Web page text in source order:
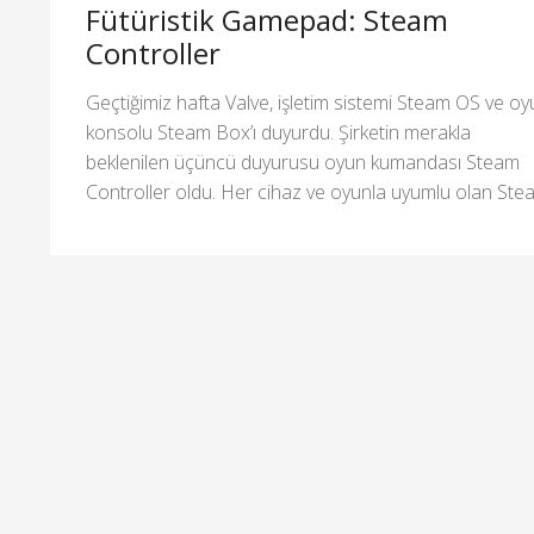
Fütüristik Gamepad: Steam
Controller
Geçtiğimiz hafta Valve, işletim sistemi Steam OS ve
konsolu Steam Box’ı duyurdu. Şirketin merakla
beklenilen üçüncü duyurusu oyun kumandası Steam
Controller oldu. Her cihaz ve oyunla uyumlu olan